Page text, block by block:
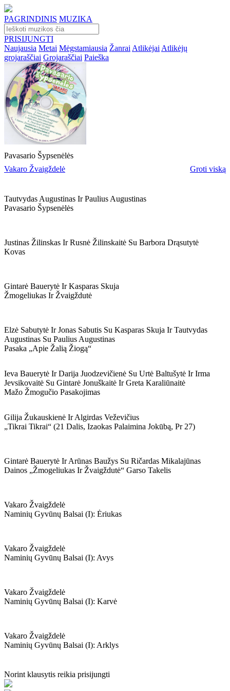
PAGRINDINIS MUZIKA
PRISIJUNGTI
Naujausia Metai Mėgstamiausia Žanrai Atlikėjai Atlikėjų
grojaraščiai Grojaraščiai Paieška
Pavasario Šypsenėlės
Vakaro Žvaigždelė
Groti viską
Tautvydas Augustinas Ir Paulius Augustinas
Pavasario Šypsenėlės
Justinas Žilinskas Ir Rusnė Žilinskaitė Su Barbora Drąsutytė
Kovas
Gintarė Bauerytė Ir Kasparas Skuja
Žmogeliukas Ir Žvaigždutė
Elzė Sabutytė Ir Jonas Sabutis Su Kasparas Skuja Ir Tautvydas
Augustinas Su Paulius Augustinas
Pasaka „apie Žalią Žiogą“
Ieva Bauerytė Ir Darija Juodzevičienė Su Urtė Baltušytė Ir Irma
Jevsikovaitė Su Gintarė Jonuškaitė Ir Greta Karaliūnaitė
Mažo Žmogučio Pasakojimas
Gilija Žukauskienė Ir Algirdas Veževičius
„tikrai Tikrai“ (21 Dalis, Izaokas Palaimina Jokūbą, Pr 27)
Gintarė Bauerytė Ir Arūnas Baužys Su Ričardas Mikalajūnas
Dainos „žmogeliukas Ir Žvaigždutė“ Garso Takelis
Vakaro Žvaigždelė
Naminių Gyvūnų Balsai (i): Ėriukas
Vakaro Žvaigždelė
Naminių Gyvūnų Balsai (i): Avys
Vakaro Žvaigždelė
Naminių Gyvūnų Balsai (i): Karvė
Vakaro Žvaigždelė
Naminių Gyvūnų Balsai (i): Arklys
Norint klausytis reikia prisijungti